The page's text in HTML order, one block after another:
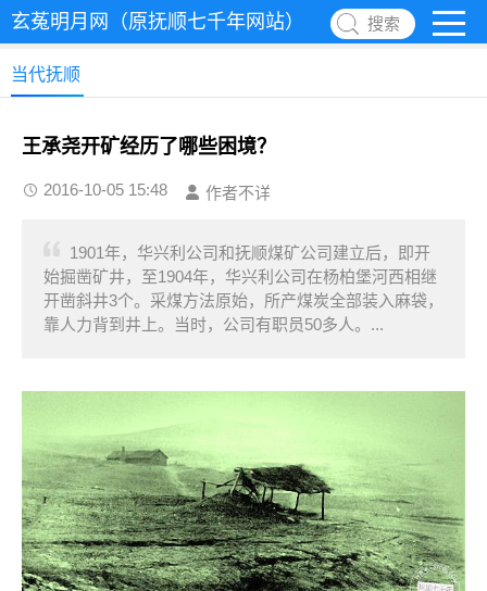
玄菟明月网（原抚顺七千年网站） 搜索
当代抚顺
王承尧开矿经历了哪些困境？
2016-10-05 15:48 作者不详
1901年，华兴利公司和抚顺煤矿公司建立后，即开
始掘凿矿井，至1904年，华兴利公司在杨柏堡河西相继
开凿斜井3个。采煤方法原始，所产煤炭全部装入麻袋，
靠人力背到井上。当时，公司有职员50多人。...